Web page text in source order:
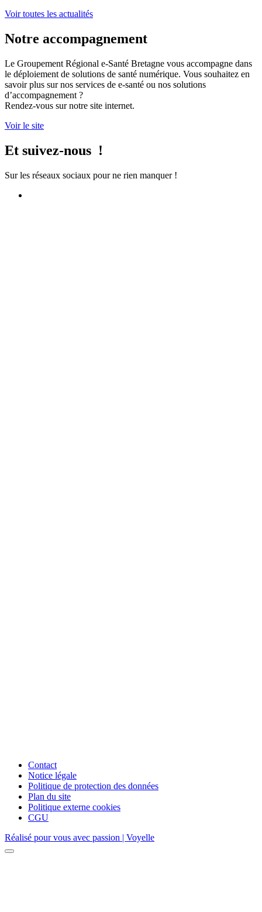
Voir toutes les actualités
Notre accompagnement
Le Groupement Régional e-Santé Bretagne vous accompagne dans
le déploiement de solutions de santé numérique. Vous souhaitez en
savoir plus sur nos services de e-santé ou nos solutions
d’accompagnement ?
Rendez-vous sur notre site internet.
Voir le site
Et suivez-nous !
Sur les réseaux sociaux pour ne rien manquer !
Contact
Notice légale
Politique de protection des données
Plan du site
Politique externe cookies
CGU
Réalisé pour vous avec passion | Voyelle